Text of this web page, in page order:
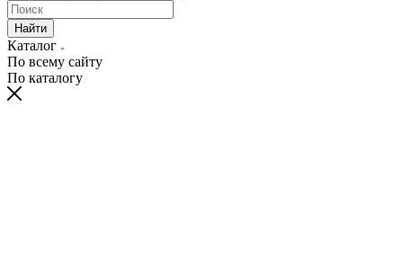
Найти
Каталог
По всему сайту
По каталогу